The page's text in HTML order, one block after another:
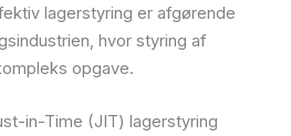
lagerstyring er afgørende
hvor styring af
opgave.
in-Time (JIT) lagerstyring